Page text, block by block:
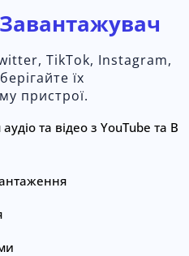
Завантажувач
TikTok, Instagram,
їх
пристрої.
та відео з YouTube та B